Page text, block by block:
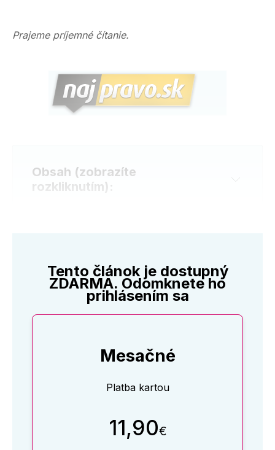
Prajeme príjemné čítanie.
Obsah (zobrazíte
rozkliknutím):
Tento článok je dostupný
ZDARMA. Odomknete ho
prihlásením sa
Mesačné
Platba kartou
11,90€